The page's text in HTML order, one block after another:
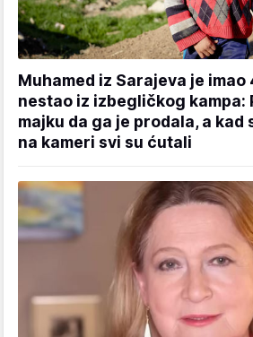
Muhamed iz Sarajeva je imao
nestao iz izbegličkog kampa:
majku da ga je prodala, a kad
na kameri svi su ćutali